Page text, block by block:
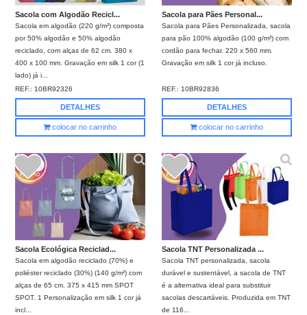
Sacola com Algodão Recicl...
Sacola em algodão (220 g/m²) composta
por 50% algodão e 50% algodão
reciclado, com alças de 62 cm. 380 x
400 x 100 mm. Gravação em silk 1 cor (1
lado) já i...
REF.: 10BR92326
DETALHES
colocar no carrinho
Sacola para Pães Personal...
Sacola para Pães Personalizada, sacola
para pão 100% algodão (100 g/m²) com
cordão para fechar. 220 x 560 mm.
Gravação em silk 1 cor já incluso.
REF.: 10BR92836
DETALHES
colocar no carrinho
Sacola Ecológica Reciclad...
Sacola em algodão reciclado (70%) e
poliéster reciclado (30%) (140 g/m²) com
alças de 65 cm. 375 x 415 mm SPOT
SPOT. 1 Personalização em silk 1 cor já
incl...
Sacola TNT Personalizada ...
Sacola TNT personalizada, sacola
durável e sustentável, a sacola de TNT
é a alternativa ideal para substituir
sacolas descartáveis. Produzida em TNT
de 116...